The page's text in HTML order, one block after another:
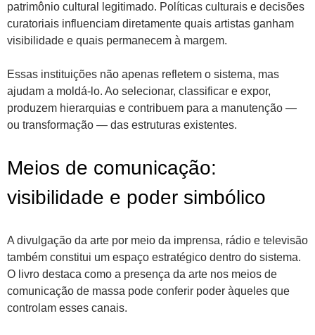
patrimônio cultural legitimado. Políticas culturais e decisões
curatoriais influenciam diretamente quais artistas ganham
visibilidade e quais permanecem à margem.
Essas instituições não apenas refletem o sistema, mas
ajudam a moldá-lo. Ao selecionar, classificar e expor,
produzem hierarquias e contribuem para a manutenção —
ou transformação — das estruturas existentes.
Meios de comunicação:
visibilidade e poder simbólico
A divulgação da arte por meio da imprensa, rádio e televisão
também constitui um espaço estratégico dentro do sistema.
O livro destaca como a presença da arte nos meios de
comunicação de massa pode conferir poder àqueles que
controlam esses canais.